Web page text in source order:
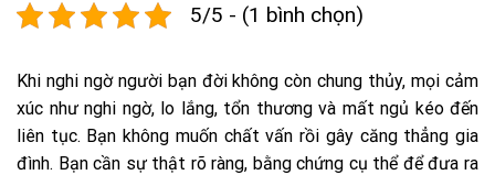
5/5 - (1 bình chọn)
Khi nghi ngờ người bạn đời không còn chung thủy, mọi cảm
xúc như nghi ngờ, lo lắng, tổn thương và mất ngủ kéo đến
liên tục. Bạn không muốn chất vấn rồi gây căng thẳng gia
đình. Bạn cần sự thật rõ ràng, bằng chứng cụ thể để đưa ra